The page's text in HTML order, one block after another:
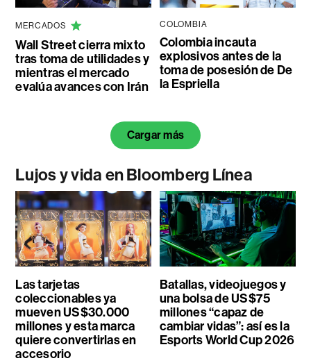
MERCADOS
Wall Street cierra mixto
tras toma de utilidades y
mientras el mercado
evalúa avances con Irán
COLOMBIA
Colombia incauta
explosivos antes de la
toma de posesión de De
la Espriella
Cargar más
Lujos y vida en Bloomberg Línea
Las tarjetas
coleccionables ya
mueven US$30.000
millones y esta marca
quiere convertirlas en
accesorio
Batallas, videojuegos y
una bolsa de US$75
millones “capaz de
cambiar vidas”: así es la
Esports World Cup 2026